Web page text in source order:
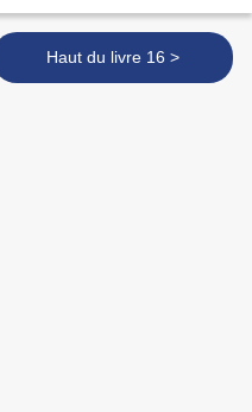
Haut du livre 16 >